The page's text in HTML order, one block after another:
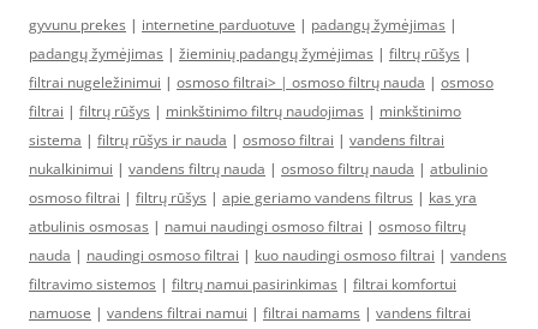
gyvunu prekes | internetine parduotuve | padangų žymėjimas |
padangų žymėjimas | žieminių padangų žymėjimas | filtrų rūšys |
filtrai nugeležinimui | osmoso filtrai> | osmoso filtrų nauda | osmoso
filtrai | filtrų rūšys | minkštinimo filtrų naudojimas | minkštinimo
sistema | filtrų rūšys ir nauda | osmoso filtrai | vandens filtrai
nukalkinimui | vandens filtrų nauda | osmoso filtrų nauda | atbulinio
osmoso filtrai | filtrų rūšys | apie geriamo vandens filtrus | kas yra
atbulinis osmosas | namui naudingi osmoso filtrai | osmoso filtrų
nauda | naudingi osmoso filtrai | kuo naudingi osmoso filtrai | vandens
filtravimo sistemos | filtrų namui pasirinkimas | filtrai komfortui
namuose | vandens filtrai namui | filtrai namams | vandens filtrai